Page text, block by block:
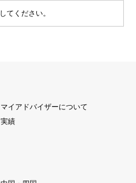
してください。
マイアドバイザーについて
実績